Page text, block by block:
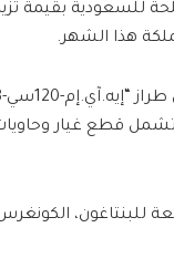
هذا الشهر.
قطع غيار
للبنتاغون،